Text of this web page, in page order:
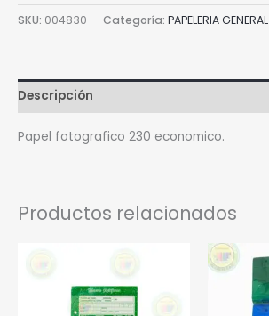
SKU: 004830 Categoría: PAPELERIA GENERAL
Descripción
Papel fotografico 230 economico.
Productos relacionados